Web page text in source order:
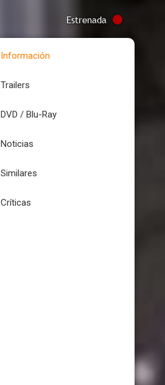
Estrenada
Información
Trailers
DVD / Blu-Ray
Noticias
Similares
Críticas